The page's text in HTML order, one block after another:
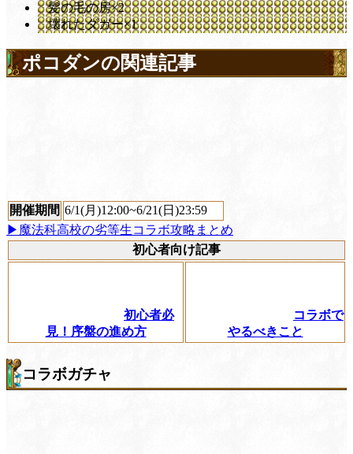
髪の毛の房×2
壊れたダガー×1
ポコダンの関連記事
開催期間 6/1(月)12:00~6/21(日)23:59
▶魔法科高校の劣等生コラボ攻略まとめ
初心者向け記事
初心者必
見！序盤の進め方
コラボで
やるべきこと
コラボガチャ